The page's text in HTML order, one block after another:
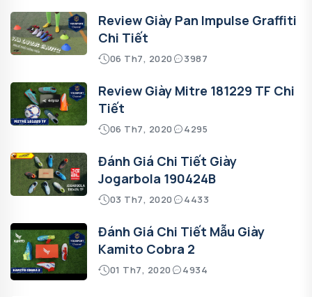
Review Giày Pan Impulse Graffiti
Chi Tiết
06 Th7, 2020 3987
Review Giày Mitre 181229 TF Chi
Tiết
06 Th7, 2020 4295
Đánh Giá Chi Tiết Giày
Jogarbola 190424B
03 Th7, 2020 4433
Đánh Giá Chi Tiết Mẫu Giày
Kamito Cobra 2
01 Th7, 2020 4934